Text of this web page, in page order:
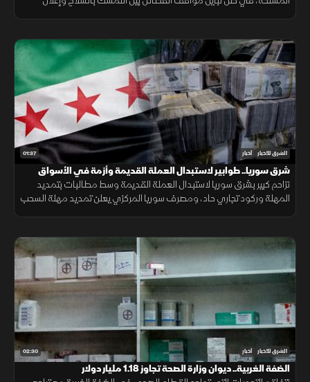
01:37 الشرق للأخبار أخبار
شرق سوريا.. طوابير لاستبدال العملة القديمة وأزمة في الأسواق
تزاحم كبير بشرق سوريا لاستبدال العملة القديمة وسط مطالبات بتمديد
المهلة وركود تجاري حاد، ومصرف سوريا المركزي يعلن تمديد مهلة السحب
02:30 الشرق للأخبار أخبار
الضفة الغربية.. ديوان وزارة الصحة تجاوز 1.18 مليار دولار